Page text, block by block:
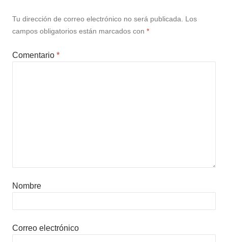
Tu dirección de correo electrónico no será publicada.
Los
campos obligatorios están marcados con *
Comentario *
Nombre
Correo electrónico